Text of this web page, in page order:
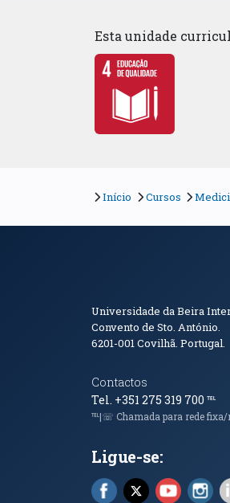
Esta unidade
Início Cursos
Universidade da Beira
Convento de Sto. António.
6201-001Covilhã. Portugal.
Contactos
Tel. +351 275 319 700 ℡
℡|☏ Chamada para rede
Ligue-se:
Facebook (abre em
X (abre em